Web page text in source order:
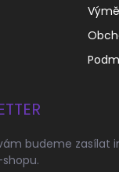
budeme zasílat